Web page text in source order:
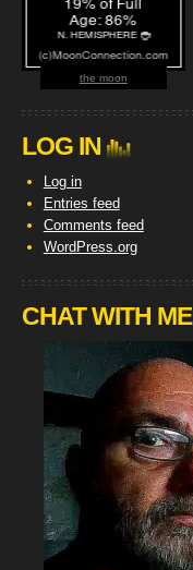
the moon
LOG IN
Log in
Entries feed
Comments feed
WordPress.org
CHAT WITH ME